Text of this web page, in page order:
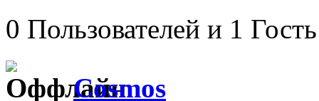
0 Пользователей и 1
Cosmos